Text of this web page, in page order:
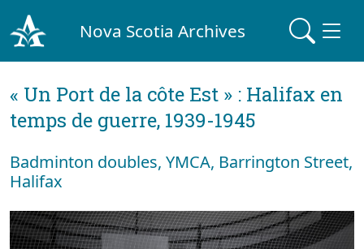
Nova Scotia Archives
« Un Port de la côte Est » : Halifax en
temps de guerre, 1939-1945
Badminton doubles, YMCA, Barrington Street,
Halifax